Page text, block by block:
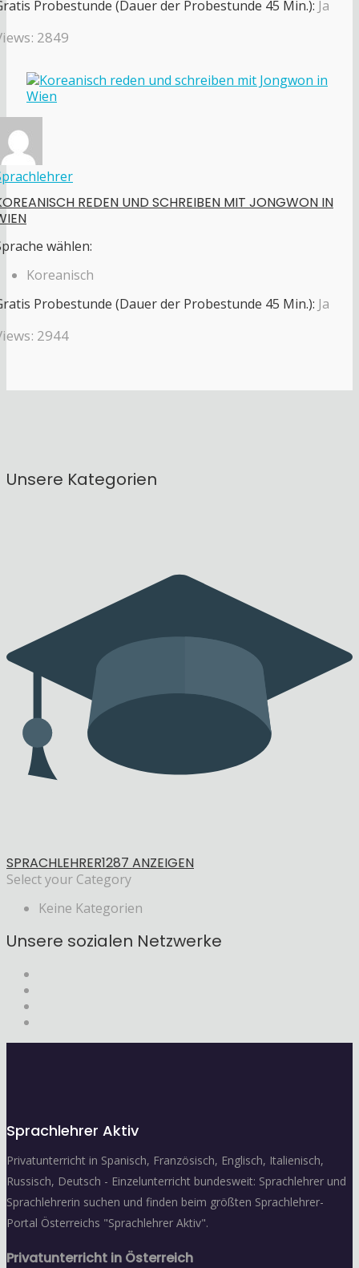
Probestunde (Dauer der Probestunde 45 Min.): Ja
2849
REDEN UND SCHREIBEN MIT JONGWON IN
wählen:
Koreanisch
Probestunde (Dauer der Probestunde 45 Min.): Ja
2944
Unsere Kategorien
SPRACHLEHRER1287 ANZEIGEN
Select your Category
Keine Kategorien
Unsere sozialen Netzwerke
Sprachlehrer Aktiv
Privatunterricht in Spanisch, Französisch, Englisch, Italienisch,
Russisch, Deutsch - Einzelunterricht bundesweit: Sprachlehrer und
Sprachlehrerin suchen und finden beim größten Sprachlehrer-
Portal Österreichs "Sprachlehrer Aktiv".
Privatunterricht in Österreich